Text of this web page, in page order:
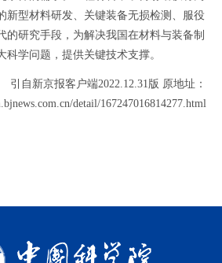
新型材料研发、关键装备无损检测、服役
的研究手段，为解决我国在材料与装备制
学问题，提供关键技术支撑。
引自新京报客户端2022.12.31版 原地址：
detail/167247016814277.html